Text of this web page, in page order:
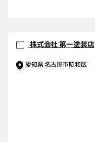
株式会社 第一塗装店
愛知県 名古屋市昭和区